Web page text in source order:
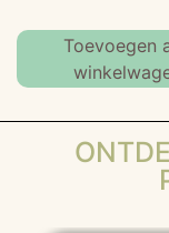
Toevoegen